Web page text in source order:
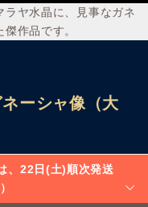
ヤ水晶に、見事なガネ
作品です。
ーシャ像（大
、22日(土)順次発送